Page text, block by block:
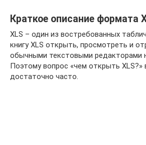
Краткое описание формата
XLS – один из востребованных
книгу XLS открыть, просмотреть и
обычными текстовыми редакторами
Поэтому вопрос «чем открыть XLS?»
достаточно часто.